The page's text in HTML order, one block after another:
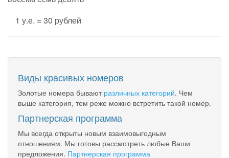
1 у.е. = 30 рублей
Виды красивых номеров
Золотые номера бывают различных категорий. Чем
выше категория, тем реже можно встретить такой номер.
Партнерская программа
Мы всегда открыты новым взаимовыгодным
отношениям. Мы готовы рассмотреть любые Ваши
предложения. Партнерская программа